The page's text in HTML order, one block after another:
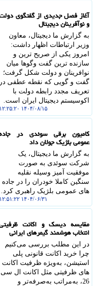
آغاز فصل جدیدی از گفتگوی
و نوآفرینان دیجیتال
به گزارش ما دیجیتال، معاون
وزیر ارتباطات اظهار داشت:
امروز یکی از صریح ترین و
سازنده ترین گفت وگوها میان
نوافرینان و دولت شکل گرفت؛
گفت و گویی که نقطه عطفی در
تعریف مجدد رابطه دولت با
اکوسیستم دیجیتال ایران است.
۱۴۰۴/۰۸/۱۵ ۱۲:۲۵:۲۰
کامیون برقی سوئدی در
عمومی بلژیک جولان داد
به گزارش ما دیجیتال، یک
شرکت سوئدی به صورت
موفقیت آمیز وسیله نقلیه
سنگین کاملا خودران را در جاده
های عمومی بلژیک راهبری کرد.
۱۴۰۴/۰۶/۳۱ ۱۲:۵۱:۲۲
مقایسه دیسک و اکانت
انتخاب هوشمند گیمرهای ایرانی
در این مطلب بررسی می‌کنیم
چرا خرید اکانت قانونی پلی
استیشن، به‌ویژه ظرفیت‌ اکانت
های ظرفیتی مثل اکانت ال سی
26، به‌مراتب به‌صرفه‌تر و